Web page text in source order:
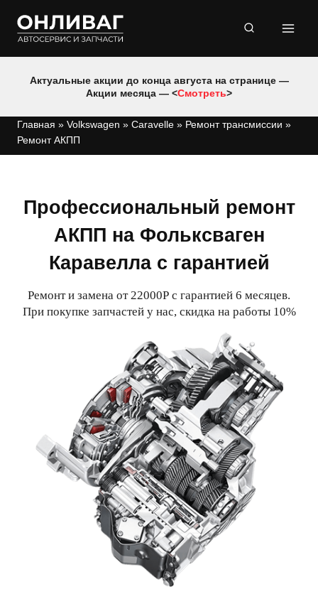
содержимому
Актуальные акции до конца августа на странице —
Акции месяца — <Смотреть>
Главная » Volkswagen » Caravelle » Ремонт трансмиссии »
Ремонт АКПП
Профессиональный ремонт
АКПП на Фольксваген
Каравелла с гарантией
Ремонт и замена от 22000Р с гарантией 6 месяцев.
При покупке запчастей у нас, скидка на работы 10%